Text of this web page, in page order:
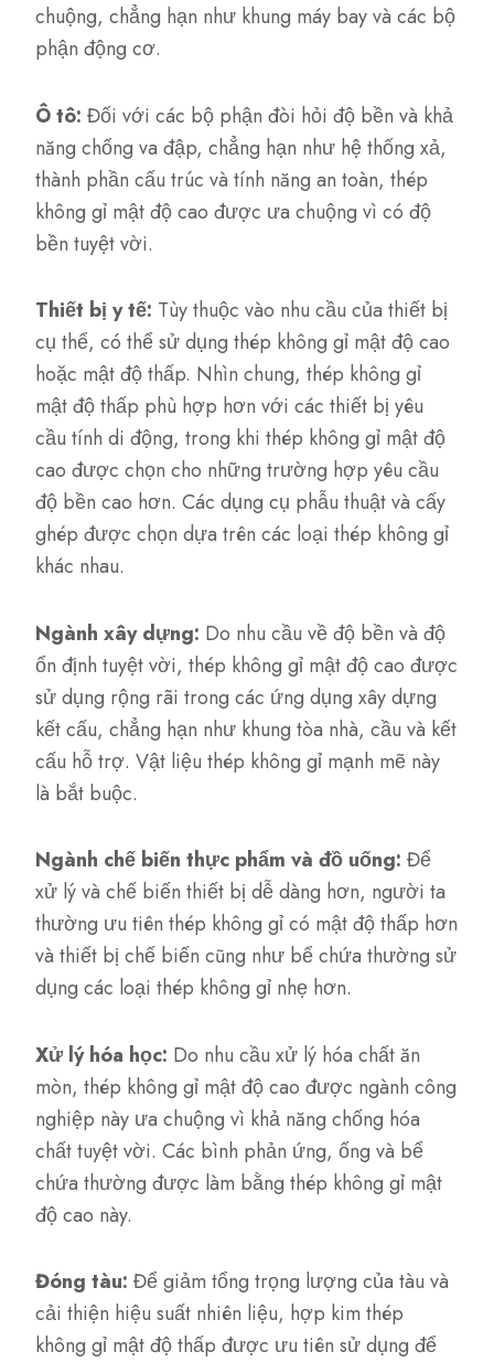
chuộng, chẳng hạn như khung máy bay và các bộ
phận động cơ.
Ô tô:Đối với các bộ phận đòi hỏi độ bền và khả
năng chống va đập, chẳng hạn như hệ thống xả,
thành phần cấu trúc và tính năng an toàn, thép
không gỉ mật độ cao được ưa chuộng vì có độ
bền tuyệt vời.
Thiết bị y tế: Tùy thuộc vào nhu cầu của thiết bị
cụ thể, có thể sử dụng thép không gỉ mật độ cao
hoặc mật độ thấp. Nhìn chung, thép không gỉ
mật độ thấp phù hợp hơn với các thiết bị yêu
cầu tính di động, trong khi thép không gỉ mật độ
cao được chọn cho những trường hợp yêu cầu
độ bền cao hơn. Các dụng cụ phẫu thuật và cấy
ghép được chọn dựa trên các loại thép không gỉ
khác nhau.
Ngành xây dựng: Do nhu cầu về độ bền và độ
ổn định tuyệt vời, thép không gỉ mật độ cao được
sử dụng rộng rãi trong các ứng dụng xây dựng
kết cấu, chẳng hạn như khung tòa nhà, cầu và kết
cấu hỗ trợ. Vật liệu thép không gỉ mạnh mẽ này
là bắt buộc.
Ngành chế biến thực phẩm và đồ uống: Để
xử lý và chế biến thiết bị dễ dàng hơn, người ta
thường ưu tiên thép không gỉ có mật độ thấp hơn
và thiết bị chế biến cũng như bể chứa thường sử
dụng các loại thép không gỉ nhẹ hơn.
Xử lý hóa học: Do nhu cầu xử lý hóa chất ăn
mòn, thép không gỉ mật độ cao được ngành công
nghiệp này ưa chuộng vì khả năng chống hóa
chất tuyệt vời. Các bình phản ứng, ống và bể
chứa thường được làm bằng thép không gỉ mật
độ cao này.
Đóng tàu: Để giảm tổng trọng lượng của tàu và
cải thiện hiệu suất nhiên liệu, hợp kim thép
không gỉ mật độ thấp được ưu tiên sử dụng để